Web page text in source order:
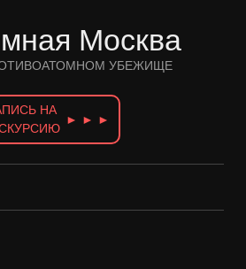
Москва
УБЕЖИЩЕ
НА
► ► ►